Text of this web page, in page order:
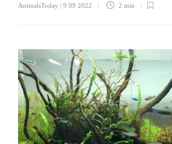
AnimalsToday | 9 09 2022 2 min